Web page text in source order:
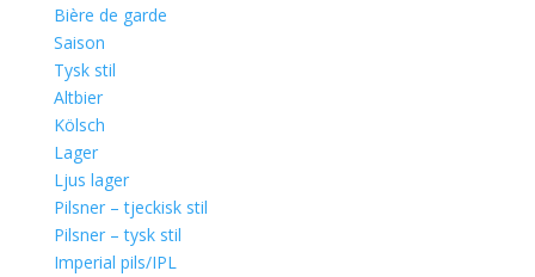
Bière de garde
Saison
Tysk stil
Altbier
Kölsch
Lager
Ljus lager
Pilsner – tjeckisk stil
Pilsner – tysk stil
Imperial pils/IPL